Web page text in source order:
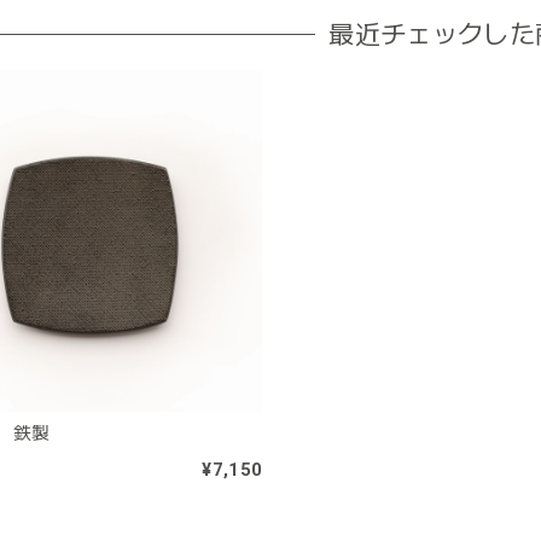
最近チェックし
鉄製
¥7,150